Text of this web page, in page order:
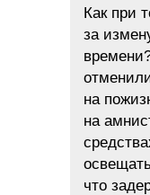
Как при
за
на
на
что